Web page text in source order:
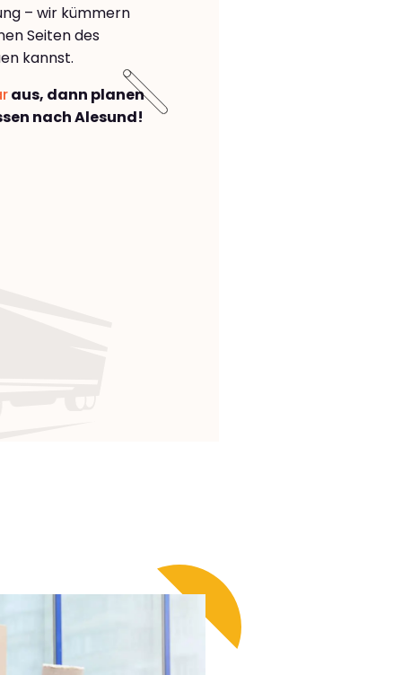
– wir kümmern
Seiten des
kannst.
aus, dann planen
nach Alesund!